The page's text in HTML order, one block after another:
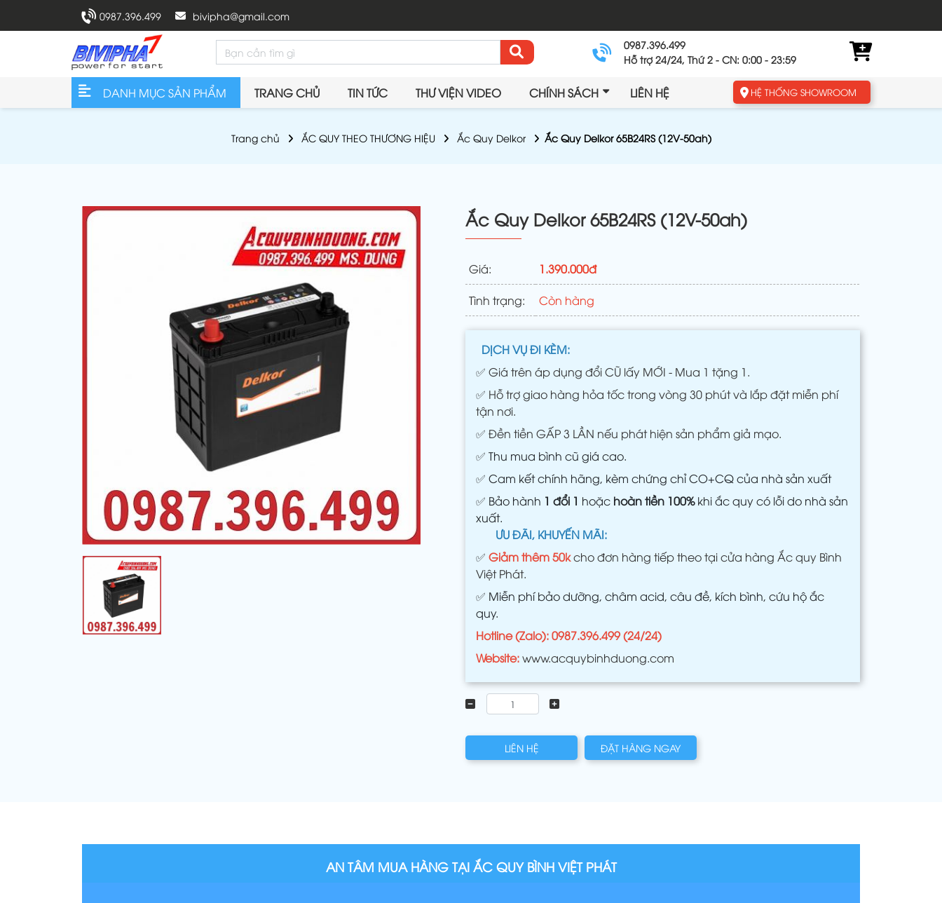
0987.396.499 bivipha@gmail.com
0987.396.499
Hỗ trợ 24/24, Thứ 2 - CN: 0:00 - 23:59
DANH MỤC SẢN PHẨM TRANG CHỦ TIN TỨC THƯ VIỆN VIDEO CHÍNH SÁCH LIÊN HỆ HỆ THỐNG SHOWROOM
Trang chủ ẮC QUY THEO THƯƠNG HIỆU Ắc Quy Delkor Ắc Quy Delkor 65B24RS (12V-50ah)
Ắc Quy Delkor 65B24RS (12V-50ah)
Giá: 1.390.000đ
Tình trạng: Còn hàng
DỊCH VỤ ĐI KÈM:
✅Giá trên áp dụng đổi CŨ lấy MỚI - Mua 1 tặng 1.
✅ Hỗ trợ giao hàng hỏa tốc trong vòng 30 phút và lắp đặt miễn phí
tận nơi.
✅Đền tiền GẤP 3 LẦN nếu phát hiện sản phẩm giả mạo.
✅Thu mua bình cũ giá cao.
✅Cam kết chính hãng, kèm chứng chỉ CO+CQ của nhà sản xuất
✅ Bảo hành 1 đổi 1 hoặc hoàn tiền 100%khi ắc quy có lỗi do nhà sản
xuất.
ƯU ĐÃI, KHUYẾN MÃI:
✅Giảm thêm 50kcho đơn hàng tiếp theo tại cửa hàng Ắc quy Bình
Việt Phát.
✅ Miễn phí bảo dưỡng, châm acid, câu đề, kích bình, cứu hộ ắc
quy.
Hotline (Zalo): 0987.396.499 (24/24)
Website:www.acquybinhduong.com
LIÊN HỆ ĐẶT HÀNG NGAY
AN TÂM MUA HÀNG TẠI ẮC QUY BÌNH VIỆT PHÁT